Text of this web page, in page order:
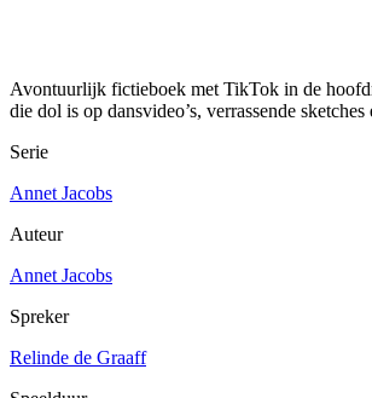
Avontuurlijk fictieboek met TikTok in de
die dol is op dansvideo’s, verrassende sketches
Serie
Annet Jacobs
Auteur
Annet Jacobs
Spreker
Relinde de Graaff